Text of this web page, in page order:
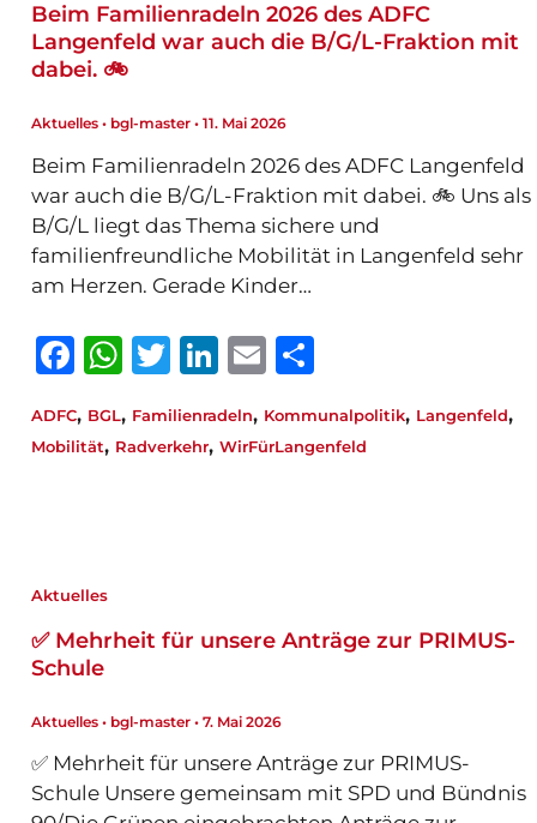
Beim Familienradeln 2026 des ADFC
Langenfeld war auch die B/G/L-Fraktion mit
dabei. 🚲
Aktuelles• bgl-master • 11. Mai 2026
Beim Familienradeln 2026 des ADFC Langenfeld
war auch die B/G/L-Fraktion mit dabei. 🚲 Uns als
B/G/L liegt das Thema sichere und
familienfreundliche Mobilität in Langenfeld sehr
am Herzen. Gerade Kinder…
F
c
o
k
W
at
T
it
Li
k
E
ai
T
le
n
ADFC, BGL, Familienradeln, Kommunalpolitik, Langenfeld,
Mobilität, Radverkehr, WirFürLangenfeld
Aktuelles
✅ Mehrheit für unsere Anträge zur PRIMUS-
Schule
Aktuelles• bgl-master • 7. Mai 2026
✅ Mehrheit für unsere Anträge zur PRIMUS-
Schule Unsere gemeinsam mit SPD und Bündnis